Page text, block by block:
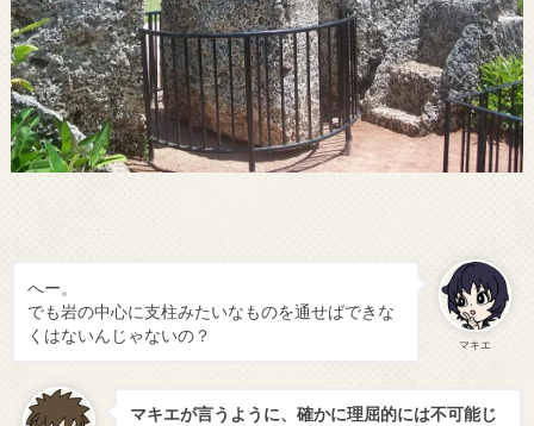
マキエ
へー。
でも岩の中心に支柱みたいなものを通せばできな
くはないんじゃないの？
マキエが言うように、確かに理屈的には不可能じ